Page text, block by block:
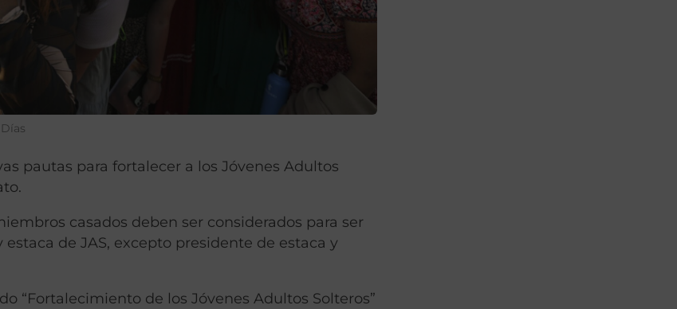
pautas para fortalecer a los Jóvenes Adultos
casados ​​deben ser considerados para ser
de JAS, excepto presidente de estaca y
“Fortalecimiento de los Jóvenes Adultos Solteros”